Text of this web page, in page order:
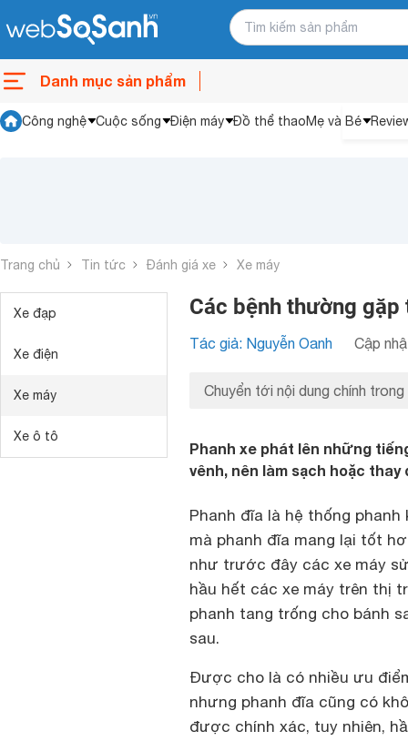
Danh mục sản phẩm
Công nghệ Cuộc sống Điện máy Đồ thể thaoMẹ và Bé
Trang chủ Tin tức Đánh giá xe Xe máy
Xe đạp
Xe điện
Xe máy
Xe ô tô
Các bệnh thường
Tác giả: Nguyễn Oanh Cập
Chuyển tới nội dung chính trong
Phanh xe phát lên những
vênh, nên làm sạch hoặc
Phanh đĩa là hệ thống
mà phanh đĩa mang lại tốt
như trước đây các xe máy
hầu hết các xe máy trên thị
phanh tang trống cho bánh
sau.
Được cho là có nhiều ưu
nhưng phanh đĩa cũng có
được chính xác, tuy nhiên,